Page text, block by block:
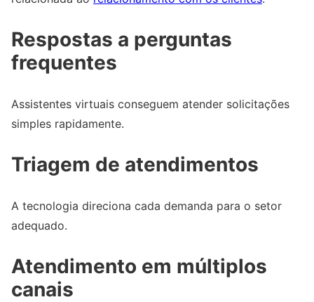
Respostas a perguntas
frequentes
Assistentes virtuais conseguem atender solicitações
simples rapidamente.
Triagem de atendimentos
A tecnologia direciona cada demanda para o setor
adequado.
Atendimento em múltiplos
canais